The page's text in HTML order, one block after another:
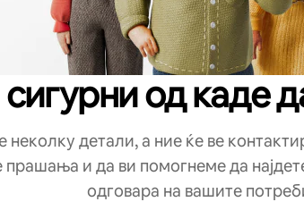
од каде
неколку детали, а ние ќе ве
прашања и да ви помогнеме да
одговара на вашите